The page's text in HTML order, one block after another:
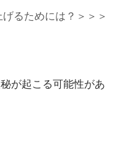
るためには？＞＞＞
が起こる可能性があ